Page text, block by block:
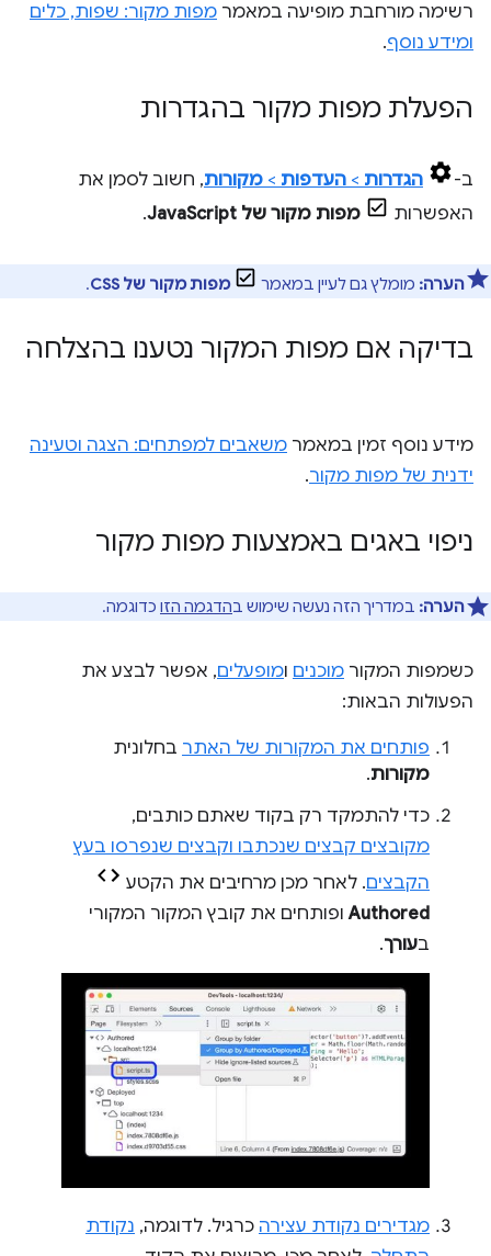
רשימה מורחבת מופיעה במאמר מפות מקור: שפות, כלים
ומידע נוסף.
הפעלת מפות מקור בהגדרות
ב- הגדרות > העדפות > מקורות, חשוב לסמן את
האפשרות
מפות מקור של JavaScript .
הערה: מומלץ גם לעיין במאמר מפות מקור של CSS .
בדיקה אם מפות המקור נטענו בהצלחה
מידע נוסף זמין במאמר משאבים למפתחים: הצגה וטעינה
ידנית של מפות מקור.
ניפוי באגים באמצעות מפות מקור
הערה: במדריך הזה נעשה שימוש בהדגמה הזו כדוגמה.
כשמפות המקור מוכנים ומופעלים, אפשר לבצע את
הפעולות הבאות:
פותחים את המקורות של האתר בחלונית
מקורות.
כדי להתמקד רק בקוד שאתם כותבים,
מקובצים קבצים שנכתבו וקבצים שנפרסו בעץ
הקבצים. לאחר מכן מרחיבים את הקטע
Authoredופותחים את קובץ המקור המקורי
בעורך.
מגדירים נקודת עצירה כרגיל. לדוגמה, נקודת